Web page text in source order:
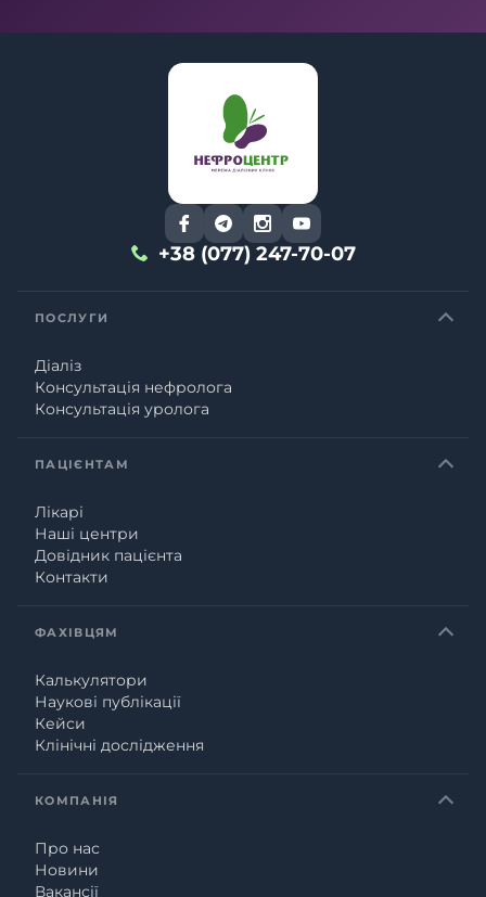
+38 (077) 247-70-07
ПОСЛУГИ
Діаліз
Консультація нефролога
Консультація уролога
ПАЦІЄНТАМ
Лікарі
Наші центри
Довідник пацієнта
Контакти
ФАХІВЦЯМ
Калькулятори
Наукові публікації
Кейси
Клінічні дослідження
КОМПАНІЯ
Про нас
Новини
Вакансії